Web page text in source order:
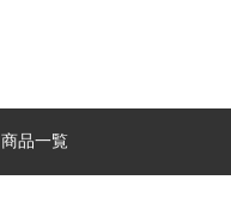
商品一覧